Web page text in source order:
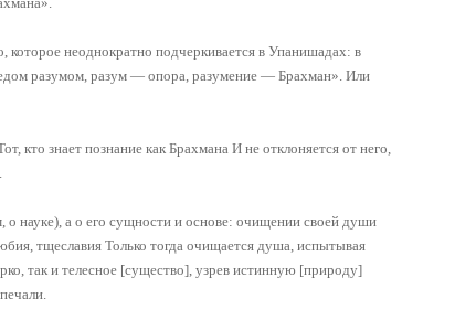
которое неоднократно подчеркивается в Упанишадах: в
разумом, разум — опора, разумение — Брахман». Или
кто знает познание как Брахмана И не отклоняется от него,
о науке), а о его сущности и основе: очищении своей души
тщеславия Только тогда очищается душа, испытывая
так и телесное [существо], узрев истинную [природу]